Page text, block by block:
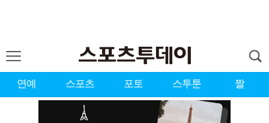
연예 스포츠 포토 스투툰 짤